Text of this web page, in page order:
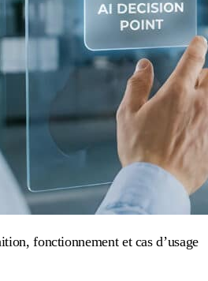
fonctionnement et cas d’usage